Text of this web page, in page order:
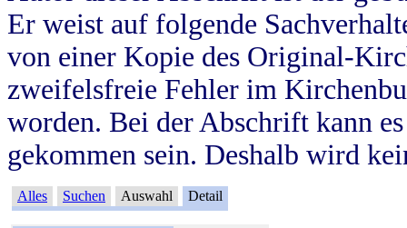
Er weist auf folgende
von einer Kopie des Original-
zweifelsfreie Fehler im
worden. Bei der Abschrift kann
gekommen sein. Deshalb wird
Alles Suchen Auswahl Detail